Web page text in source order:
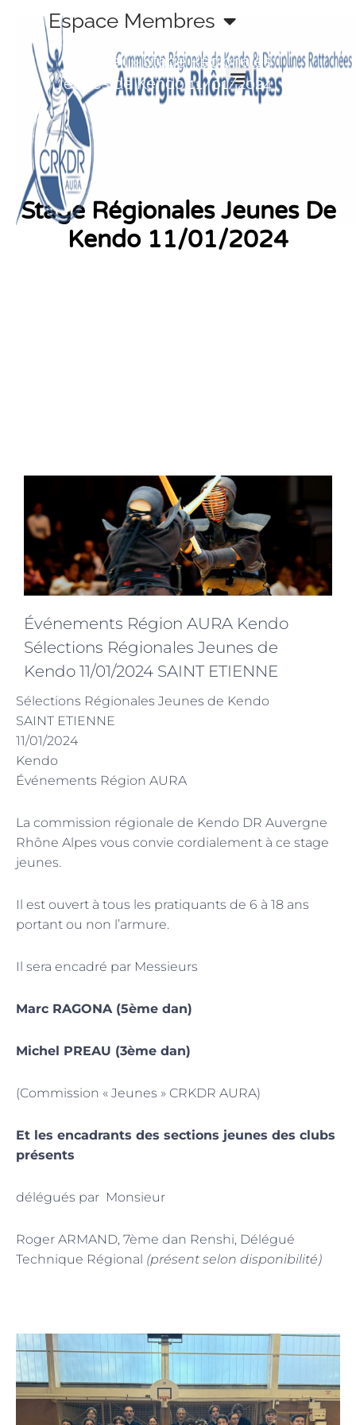
contenu
Espace Membres
Accueil»Stage Régionales
Jeunes de Kendo 11/01/2024
Stage Régionales Jeunes De
Kendo 11/01/2024
Événements Région AURA Kendo
Sélections Régionales Jeunes de
Kendo 11/01/2024 SAINT ETIENNE
Sélections Régionales Jeunes de Kendo
SAINT ETIENNE
11/01/2024
Kendo
Événements Région AURA
La commission régionale de Kendo DR Auvergne
Rhône Alpes vous convie cordialement à ce stage
jeunes.
Il est ouvert à tous les pratiquants de 6 à 18 ans
portant ou non l’armure.
Il sera encadré par Messieurs
Marc RAGONA (5ème dan)
Michel PREAU (3ème dan)
(Commission « Jeunes » CRKDR AURA)
Et les encadrants des sections jeunes des clubs
présents
délégués par Monsieur
Roger ARMAND, 7ème dan Renshi, Délégué
Technique Régional (présent selon disponibilité)